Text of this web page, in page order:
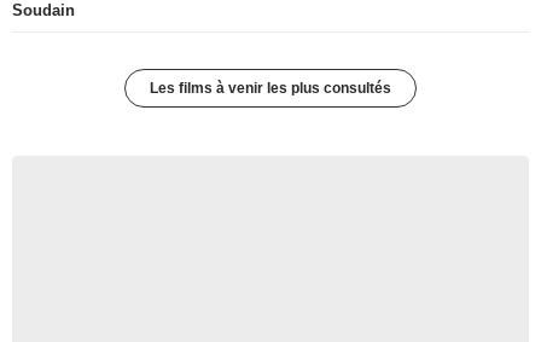
Soudain
Les films à venir les plus consultés